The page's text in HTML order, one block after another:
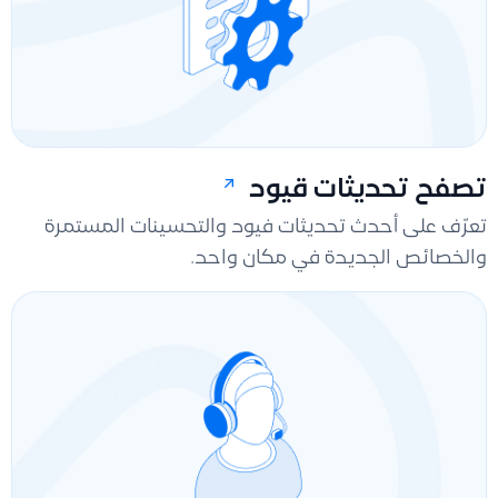
تصفح تحديثات قيود
تعرّف على أحدث تحديثات فيود والتحسينات المستمرة
والخصائص الجديدة في مكان واحد.